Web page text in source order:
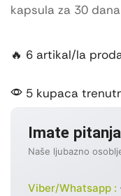
kapsula za 30
🔥 6 artikal/la
5 kupaca
Imate
Naše ljubazno
Viber/Whatsapp :